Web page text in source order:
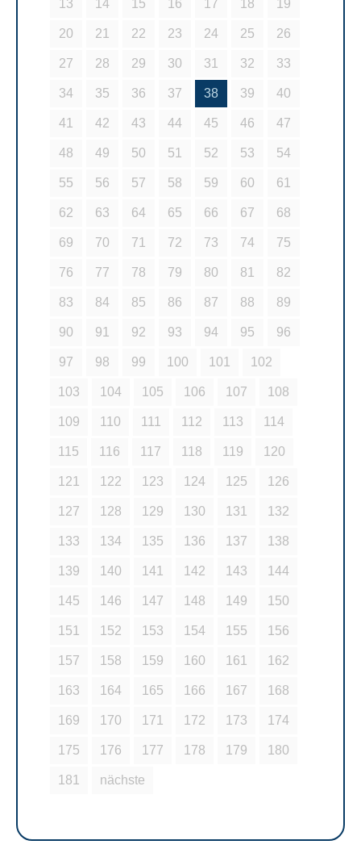
13 14 15 16 17 18 19
20 21 22 23 24 25 26
27 28 29 30 31 32 33
34 35 36 37 38 39 40
41 42 43 44 45 46 47
48 49 50 51 52 53 54
55 56 57 58 59 60 61
62 63 64 65 66 67 68
69 70 71 72 73 74 75
76 77 78 79 80 81 82
83 84 85 86 87 88 89
90 91 92 93 94 95 96
97 98 99 100 101 102
103 104 105 106 107 108
109 110 111 112 113 114
115 116 117 118 119 120
121 122 123 124 125 126
127 128 129 130 131 132
133 134 135 136 137 138
139 140 141 142 143 144
145 146 147 148 149 150
151 152 153 154 155 156
157 158 159 160 161 162
163 164 165 166 167 168
169 170 171 172 173 174
175 176 177 178 179 180
181 nächste